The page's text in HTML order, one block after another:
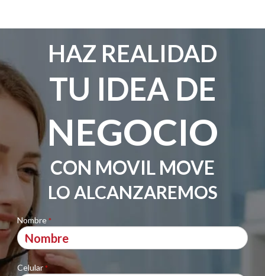
HAZ REALIDAD
TU IDEA DE
NEGOCIO
CON MOVIL MOVE
LO ALCANZAREMOS
Nombre*
Celular*